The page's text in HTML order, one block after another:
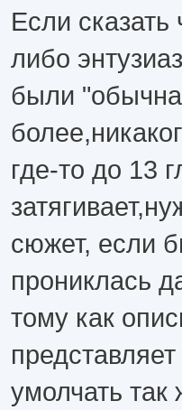
Если сказать
либо
были
где-то до 13
сюжет, если
прониклась
тому как
умолчать так